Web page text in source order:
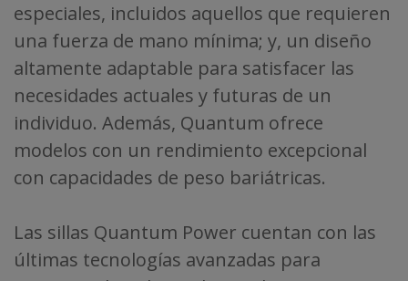
especiales, incluidos aquellos que requieren
una fuerza de mano mínima; y, un diseño
altamente adaptable para satisfacer las
necesidades actuales y futuras de un
individuo. Además, Quantum ofrece
modelos con un rendimiento excepcional
con capacidades de peso bariátricas.
Las sillas Quantum Power cuentan con las
últimas tecnologías avanzadas para